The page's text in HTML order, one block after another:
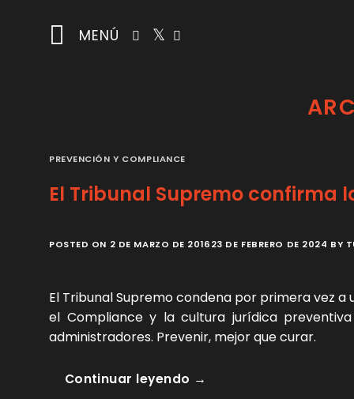
contenido
MENÚ
PREVENCIÓN Y COMPLIANCE
El Tribunal Supremo confirma
POSTED ON 2 DE MARZO DE 201623 DE FEBRERO DE 2024 BY
El Tribunal Supremo condena por primera vez
el Compliance y la cultura jurídica
administradores. Prevenir, mejor que curar.
Continuar leyendo →